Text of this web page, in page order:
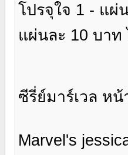
โปรจุใจ 1 - แผ่
แผ่นละ 10 บาท
ซีรี่ย์มาร์เวล ห
Marvel's